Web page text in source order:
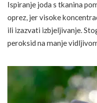
Ispiranje joda s tkanina
oprez, jer visoke
ili izazvati izbjeljivanje.
peroksid na manje